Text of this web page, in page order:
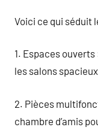
Voici ce qui séduit
1. Espaces
les salons
2. Pièces
chambre d’amis